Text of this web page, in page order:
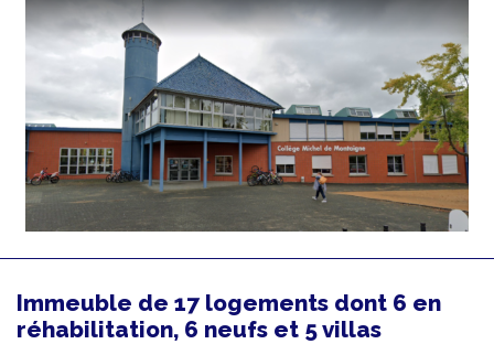
Immeuble de 17 logements dont 6 en
réhabilitation, 6 neufs et 5 villas